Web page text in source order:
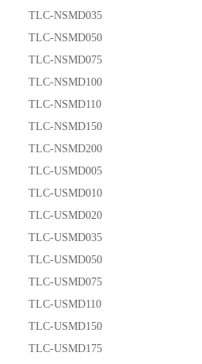
TLC-NSMD035
TLC-NSMD050
TLC-NSMD075
TLC-NSMD100
TLC-NSMD110
TLC-NSMD150
TLC-NSMD200
TLC-USMD005
TLC-USMD010
TLC-USMD020
TLC-USMD035
TLC-USMD050
TLC-USMD075
TLC-USMD110
TLC-USMD150
TLC-USMD175